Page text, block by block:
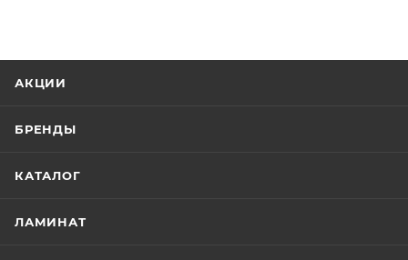
АКЦИИ
БРЕНДЫ
КАТАЛОГ
ЛАМИНАТ